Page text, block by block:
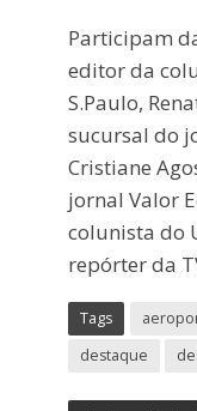
Participam
editor da
S.Paulo,
sucursal do
Cristiane
jornal Valor
colunista do
repórter da
Tags
destaque